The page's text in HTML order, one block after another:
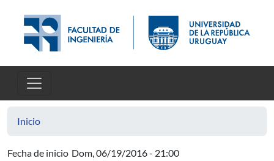
Inicio
Fecha de inicio Dom, 06/19/2016 - 21:00